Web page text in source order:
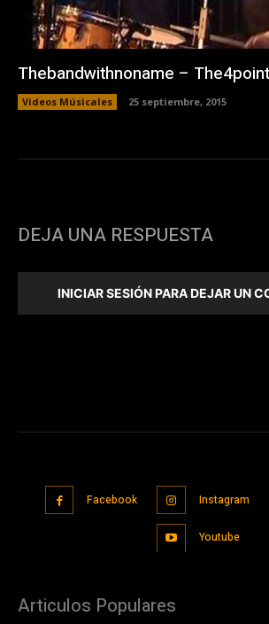
Thebandwithnoname –
Videos Músicales 25 septiembre, 2015
DEJA UNA RESPUESTA
INICIAR SESIÓN PARA DEJAR UN
Facebook Instagram
Youtube
Articulos Populares